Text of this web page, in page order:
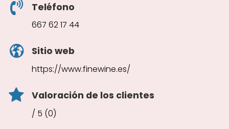
Teléfono
667 62 17 44
Sitio web
https://www.finewine.es/
Valoración de los clientes
/ 5 (0)